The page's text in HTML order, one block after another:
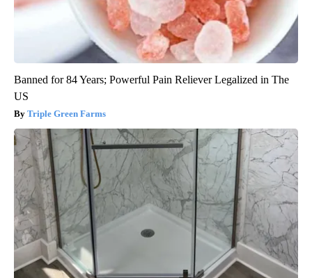
Banned for 84 Years; Powerful Pain Reliever Legalized in The
US
Triple Green Farms